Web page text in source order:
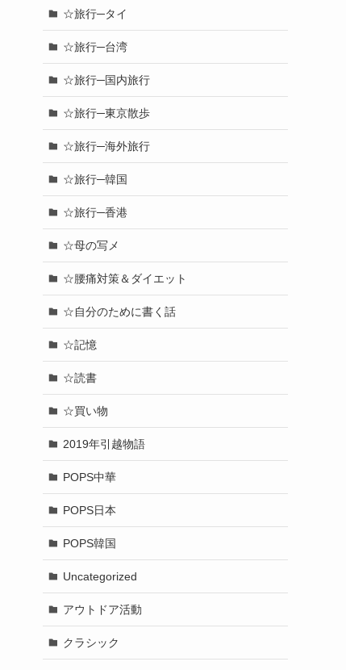
☆旅行─タイ
☆旅行─台湾
☆旅行─国内旅行
☆旅行─東京散歩
☆旅行─海外旅行
☆旅行─韓国
☆旅行─香港
☆母の写メ
☆腰痛対策＆ダイエット
☆自分のために書く話
☆記憶
☆読書
☆買い物
2019年引越物語
POPS中華
POPS日本
POPS韓国
Uncategorized
アウトドア活動
クラシック